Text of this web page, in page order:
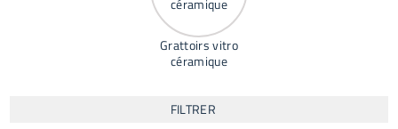
Grattoirs vitro
céramique
FILTRER